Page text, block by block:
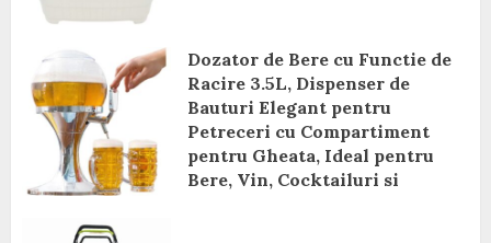
Dozator de Bere cu Functie de
Racire 3.5L, Dispenser de
Bauturi Elegant pentru
Petreceri cu Compartiment
pentru Gheata, Ideal pentru
Bere, Vin, Cocktailuri si